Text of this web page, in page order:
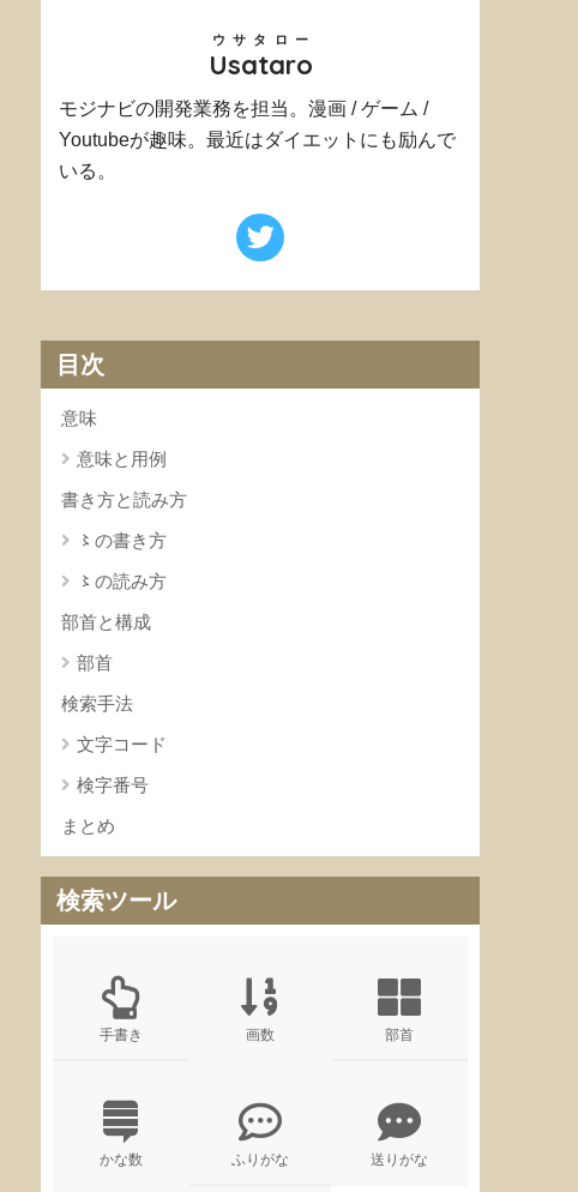
Usataro
ウサタロー
モジナビの開発業務を担当。漫画 / ゲーム /
Youtubeが趣味。最近はダイエットにも励んで
いる。
目次
意味
意味と用例
書き方と読み方
〻の書き方
〻の読み方
部首と構成
部首
検索手法
文字コード
検字番号
まとめ
検索ツール
手書き 画数 部首
かな数 ふりがな 送りがな